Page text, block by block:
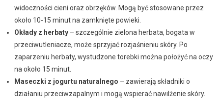
widoczności cieni oraz obrzęków. Mogą być stosowane przez
około 10-15 minut na zamknięte powieki.
Okłady z herbaty– szczególnie zielona herbata, bogata w
przeciwutleniacze, może sprzyjać rozjaśnieniu skóry. Po
zaparzeniu herbaty, wystudzone torebki można położyć na oczy
na około 15 minut.
Maseczki z jogurtu naturalnego – zawierają składniki o
działaniu przeciwzapalnym i mogą wspierać nawilżenie skóry.